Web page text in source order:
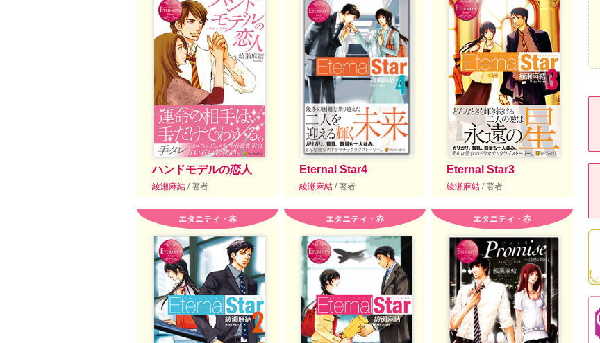
ハンドモデルの恋人
綾瀬麻結 / 著者
Eternal Star4
綾瀬麻結 / 著者
Eternal Star3
綾瀬麻結 / 著者
エタニティ・赤 エタニティ・赤 エタニティ・赤